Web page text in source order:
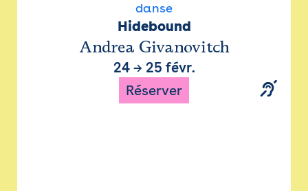
danse
Hidebound
Andrea Givanovitch
24→ 25 févr.
Réserver